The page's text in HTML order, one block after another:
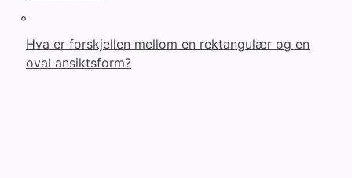
◦
Hva er forskjellen mellom en rektangulær og en
oval ansiktsform?